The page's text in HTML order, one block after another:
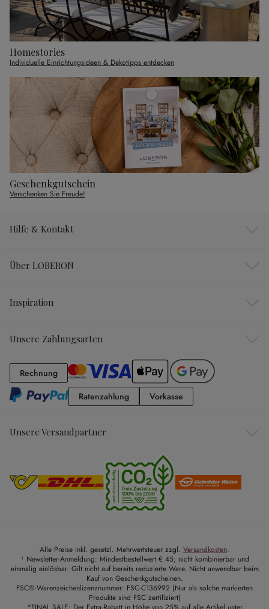
Homestories
Individuelle Einrichtungsideen & Dekotipps entdecken
Geschenkgutschein
Verschenken Sie Freude!
Hilfe & Kontakt
Über LOBERON
Inspiration
Unsere Zahlungsarten
RechnungRechnung
RatenzahlungRatenzahlung
Vorkasse
Unsere Versandpartner
Alle Preise inkl. gesetzl. Mehrwertsteuer zzgl. Versandkosten.
¹ Newsletter-Anmeldung: Mindestbestellwert € 45; nicht kombinierbar und
einmalig einlösbar. Gilt nicht auf bereits reduzierte Ware. Nicht anwendbar beim
Kauf von Geschenkgutscheinen.
FSC®-Warenzeichenlizenznummer: FSC-C136992 (Nur als solche markierten
Produkte sind FSC zertifiziert)